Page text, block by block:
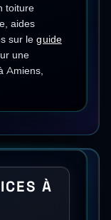
toiture
aides
sur le guide
une
Amiens,
À